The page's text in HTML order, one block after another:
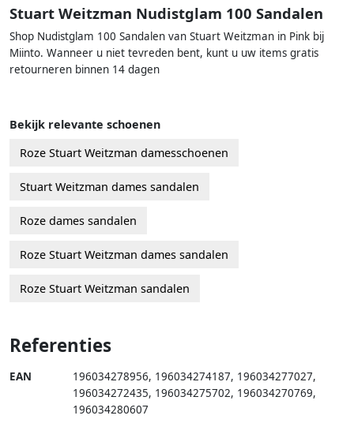
Stuart Weitzman Nudistglam 100 Sandalen
Shop Nudistglam 100 Sandalen van Stuart Weitzman in Pink bij
Miinto. Wanneer u niet tevreden bent, kunt u uw items gratis
retourneren binnen 14 dagen
Bekijk relevante schoenen
Roze Stuart Weitzman damesschoenen
Stuart Weitzman dames sandalen
Roze dames sandalen
Roze Stuart Weitzman dames sandalen
Roze Stuart Weitzman sandalen
Referenties
EAN 196034278956, 196034274187, 196034277027,
196034272435, 196034275702, 196034270769,
196034280607